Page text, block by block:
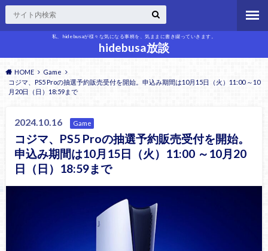
私、hidebusaが様々な気になる事柄を、気ままに書き綴っていきます。
hidebusa放談
HOME
Game
コジマ、PS5 Proの抽選予約販売受付を開始。申込み期間は10月15日（火）11:00 ～10
月20日（日）18:59まで
2024.10.16 Game
コジマ、PS5 Proの抽選予約販売受付を開始。
申込み期間は10月15日（火）11:00 ～10月20
日（日）18:59まで